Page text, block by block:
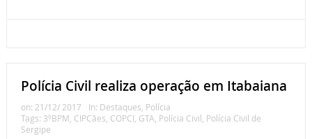
Polícia Civil realiza operação em Itabaiana
on: 21/12/ 2017 In: Destaques Polícia
Tags: 3ºBPM CIPCães COPCI GTA Polícia Civil Polícia Civil de
Sergipe